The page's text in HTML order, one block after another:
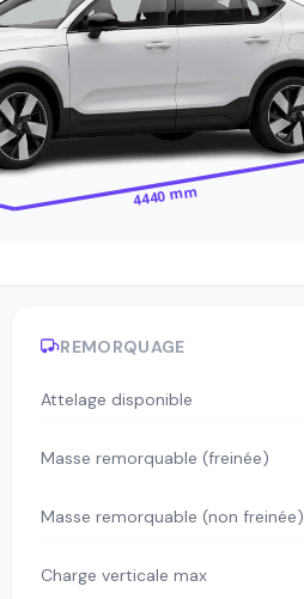
4440 mm
REMORQUAGE
Attelage disponible
Masse remorquable (freinée)
Masse remorquable (non freinée)
Charge verticale max